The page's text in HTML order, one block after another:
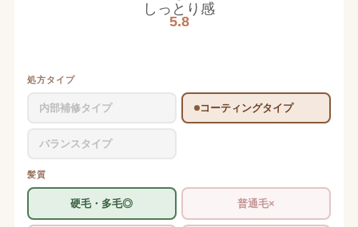
しっとり感
5.8
処方タイプ
内部補修タイプ コーティングタイプ
バランスタイプ
髪質
硬毛・多毛◎ 普通毛×